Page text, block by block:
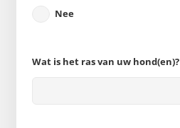
Nee
Wat is het ras van uw hond(en)?